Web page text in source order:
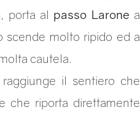
porta al passo Larone a
scende molto ripido ed a
cautela.
il sentiero che
che riporta direttamente